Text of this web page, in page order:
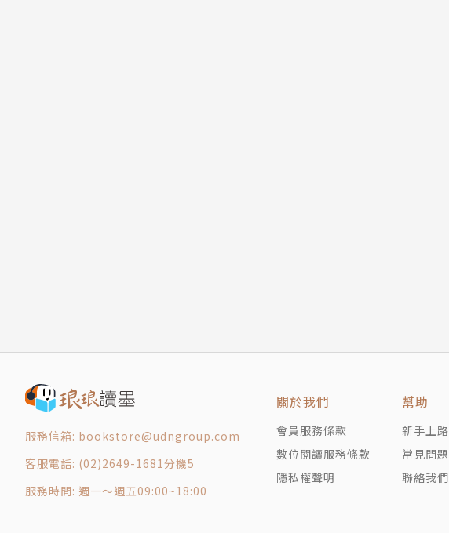
服務信箱: bookstore@udngroup.com
客服電話: (02)2649-1681分機5
服務時間: 週一～週五09:00~18:00
關於我們
會員服務條款
數位閱讀服務條款
隱私權聲明
幫助
新手上路
常見問題
聯絡我們